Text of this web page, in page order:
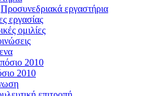
Προσυνεδριακά εργαστήρια
εργασίας
ομιλίες
2010
2010